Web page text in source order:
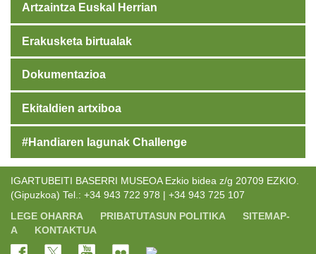
Artzaintza Euskal Herrian
Erakusketa birtualak
Dokumentazioa
Ekitaldien artxiboa
#Handiaren lagunak Challenge
IGARTUBEITI BASERRI MUSEOA Ezkio bidea z/g 20709 EZKIO.
(Gipuzkoa) Tel.: +34 943 722 978 | +34 943 725 107
LEGE OHARRA
PRIBATUTASUN POLITIKA
SITEMAP-
A
KONTAKTUA